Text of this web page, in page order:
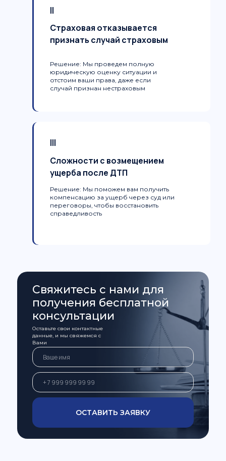
Решение: Мы проведем полную
юридическую оценку ситуации и
отстоим ваши права, даже если
случай признан нестраховым
Страховая отказывается
признать случай страховым
II
Решение: Мы поможем вам получить
компенсацию за ущерб через суд или
переговоры, чтобы восстановить
справедливость
Сложности с возмещением
ущерба после ДТП
III
Свяжитесь с нами для
получения бесплатной
консультации
Оставьте свои контактные
данные, и мы свяжемся с
Вами
ОСТАВИТЬ ЗАЯВКУ